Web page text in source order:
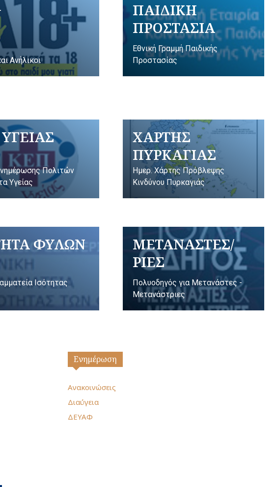
Ανήλικοι
ΠΑΙΔΙΚΗ
ΠΡΟΣΤΑΣΙΑ
Εθνική Γραμμή Παιδικής
Προστασίας
Πολιτών
Υγείας
ΧΑΡΤΗΣ
ΠΥΡΚΑΓΙΑΣ
Ημερ. Χάρτης Πρόβλεψης
Κινδύνου Πυρκαγιάς
ΦΥΛΩΝ
Ισότητας
ΜΕΤΑΝΑΣΤΕΣ/
ΡΙΕΣ
Πολυοδηγός για Μετανάστες -
Μετανάστριες
Ενημέρωση
Ανακοινώσεις
Διαύγεια
ΔΕΥΑΦ